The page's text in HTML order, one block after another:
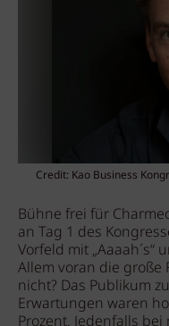
Credit: Kao Business
Bühne frei für
an Tag 1 des
Vorfeld mit „Aaaah´s“
Allem voran die große
nicht? Das Publikum
Erwartungen waren